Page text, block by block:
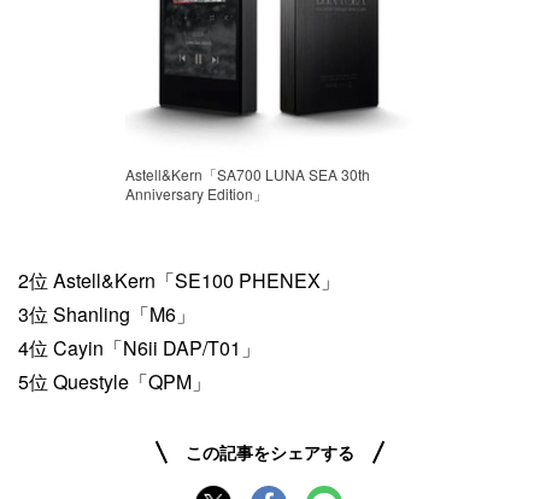
Astell&Kern「SA700 LUNA SEA 30th
Anniversary Edition」
2位 Astell&Kern「SE100 PHENEX」
3位 Shanling「M6」
4位 Cayin「N6ii DAP/T01」
5位 Questyle「QPM」
この記事をシェアする